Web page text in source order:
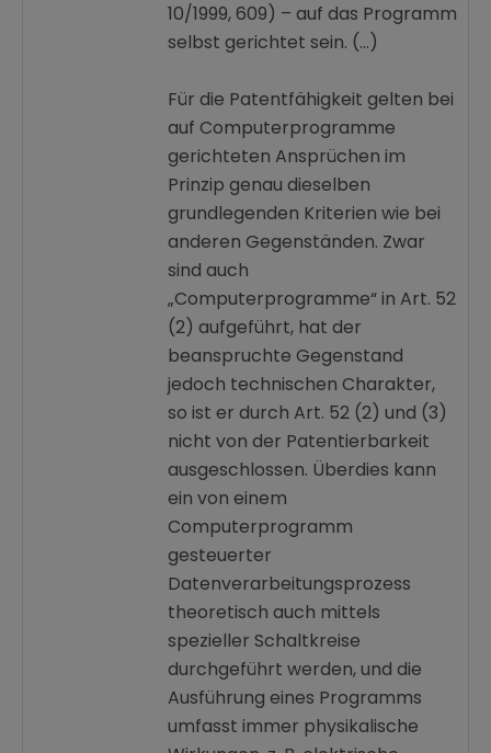
10/1999, 609) – auf das Programm
selbst gerichtet sein. (…)
Für die Patentfähigkeit gelten bei
auf Computerprogramme
gerichteten Ansprüchen im
Prinzip genau dieselben
grundlegenden Kriterien wie bei
anderen Gegenständen. Zwar
sind auch
„Computerprogramme“ in Art. 52
(2) aufgeführt, hat der
beanspruchte Gegenstand
jedoch technischen Charakter,
so ist er durch Art. 52 (2) und (3)
nicht von der Patentierbarkeit
ausgeschlossen. Überdies kann
ein von einem
Computerprogramm
gesteuerter
Datenverarbeitungsprozess
theoretisch auch mittels
spezieller Schaltkreise
durchgeführt werden, und die
Ausführung eines Programms
umfasst immer physikalische